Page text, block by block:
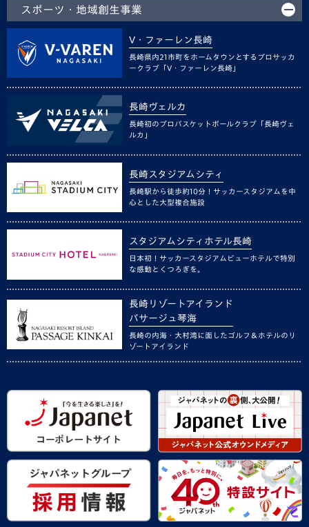
スポーツ・地域創生事業
V・ファーレン長崎
長崎県内21市町をホームタウンとするプロサッカ
ークラブ「V・ファーレン長崎」
長崎ヴェルカ
長崎初のプロバスケットボールクラブ「長崎ヴェ
ルカ」
長崎スタジアムシティ
長崎駅から徒歩約10分！サッカースタジアムを中
心とした大型複合施設
スタジアムシティホテル長崎
日本初！サッカースタジアムビューホテルで特別
な感動とくつろぎを。
長崎リゾートアイランド
パサージュ琴海
長崎の内海・大村湾に面したゴルフ＆ホテルのリ
ゾートアイランド